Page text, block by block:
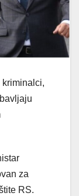
za
RS.